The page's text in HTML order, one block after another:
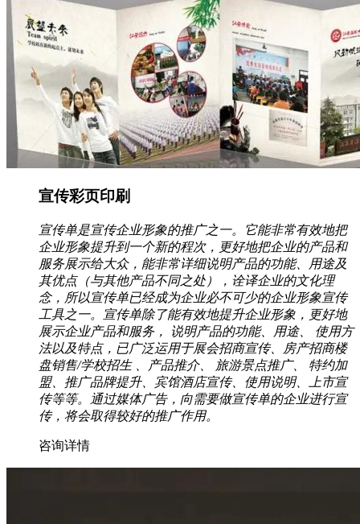
宣传彩页印刷
宣传单是宣传企业形象的推广之一。它能非常有效地把
企业形象提升到一个新的程次，更好地把企业的产品和
服务展示给大众，能非常详细说明产品的功能、用途及
其优点（与其他产品不同之处），诠译企业的文化理
念，所以宣传单已经成为企业必不可少的企业形象宣传
工具之一。宣传单除了能有效地提升企业形象，更好地
展示企业产品和服务， 说明产品的功能、用途、 使用方
法以及特点，已广泛运用于展会招商宣传、房产招商楼
盘销售/学校招生 、产品推介、 旅游景点推广、 特约加
盟、推广品牌提升、宾馆酒店宣传、使用说明、上市宣
传等等。通过媒体广告，向需要做宣传单的企业进行宣
传，将会取得较好的推广作用。
咨询详情